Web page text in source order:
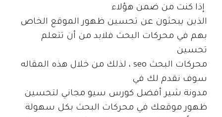
إذا كنت من ضمن هؤلاء
الذين يبحثون عن تحسين ظهور الموقع الخاص
بهم في محركات البحث فلابد من أن تتعلم
تحسين
محركات البحثseo ، لذلك من خلال هذه المقاله
سوف نقدم لك في
مدونة شير أفضل كورس سيو مجاني لتحسين
ظهور موقعك في محركات البحث بكل سهولة